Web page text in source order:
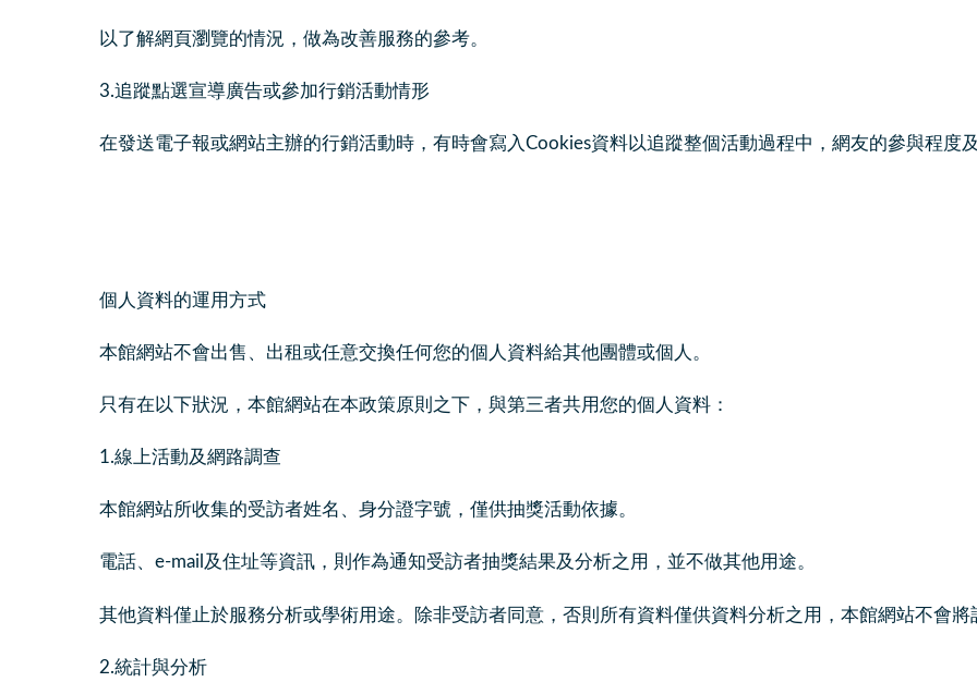
以了解網頁瀏覽的情況，做為改善服務的參考。
3.追蹤點選宣導廣告或參加行銷活動情形
在發送電子報或網站主辦的行銷活動時，有時會寫入Cookies資料以追蹤整個活動過程中，網友的參與程度及
個人資料的運用方式
本館網站不會出售、出租或任意交換任何您的個人資料給其他團體或個人。
只有在以下狀況，本館網站在本政策原則之下，與第三者共用您的個人資料：
1.線上活動及網路調查
本館網站所收集的受訪者姓名、身分證字號，僅供抽獎活動依據。
電話、e-mail及住址等資訊，則作為通知受訪者抽獎結果及分析之用，並不做其他用途。
其他資料僅止於服務分析或學術用途。除非受訪者同意，否則所有資料僅供資料分析之用，本館網站不會將
2.統計與分析